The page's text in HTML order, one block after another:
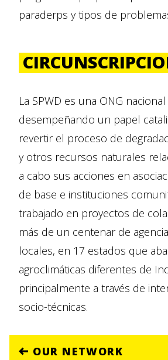
paraderps y tipos de
La SPWD es una ONG
desempeñando un papel
revertir el proceso de
y otros recursos naturales
a cabo sus acciones en
de base e instituciones
trabajado en proyectos de
más de un centenar de
locales, en 17 estados que
agroclimáticas diferentes de
principalmente a través de
socio-técnicas.
OUR NETWORK